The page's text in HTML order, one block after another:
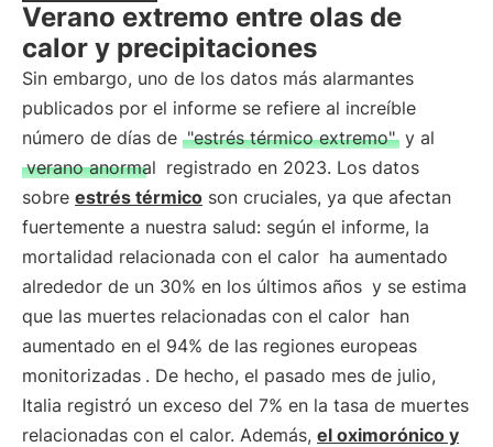
Verano extremo entre olas de
calor y precipitaciones
Sin embargo, uno de los datos más alarmantes
publicados por el informe se refiere al increíble
número de días de "estrés térmico extremo" y al
verano anormal registrado en 2023. Los datos
sobre estrés térmico son cruciales, ya que afectan
fuertemente a nuestra salud: según el informe, la
mortalidad relacionada con el calor ha aumentado
alrededor de un 30% en los últimos años y se estima
que las muertes relacionadas con el calor han
aumentado en el 94% de las regiones europeas
monitorizadas . De hecho, el pasado mes de julio,
Italia registró un exceso del 7% en la tasa de muertes
relacionadas con el calor. Además, el oximorónico y